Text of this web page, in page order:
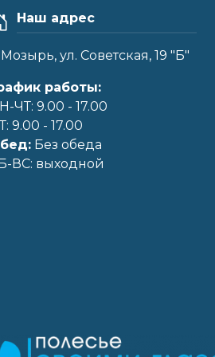
Наш адрес
Мозырь, ул. Советская, 19 "Б"
работы:
ЧТ: 9.00 - 17.00
9.00 - 17.00
Без обеда
ВС: выходной